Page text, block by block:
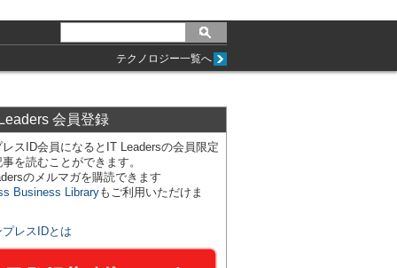
テクノロジー一覧へ
会員登録
スID会員になるとIT Leadersの会員限定
を読むことができます。
のメルマガを購読できます
Business Libraryもご利用いただけま
プレスIDとは